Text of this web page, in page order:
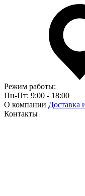
Режим работы:
Пн-Пт: 9:00 - 18:00
О компании Доставка
Контакты